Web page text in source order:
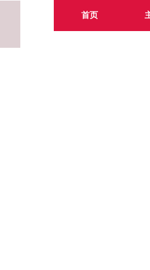
首页